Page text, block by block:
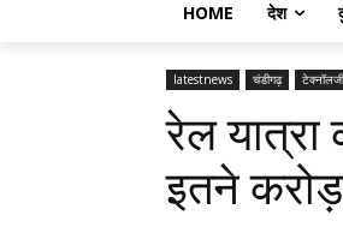
HOME देश
latestnews चंडीगढ़ टेक्नॉलजी
रेल यात्रा
इतने